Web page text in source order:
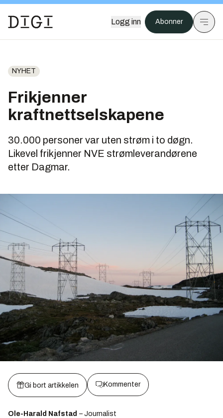
Logg inn Abonner
NYHET
Frikjenner
kraftnettselskapene
30.000 personer var uten strøm i to døgn.
Likevel frikjenner NVE strømleverandørene
etter Dagmar.
Gi bort artikkelen Kommenter
Ole-Harald Nafstad – Journalist